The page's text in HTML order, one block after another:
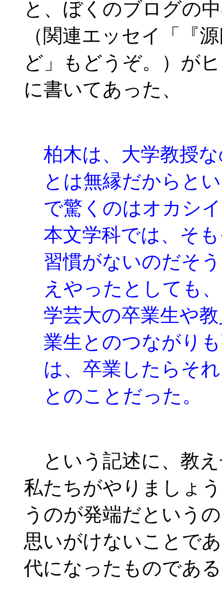
と、ぼくのブログの
（関連エッセイ「『
ど」もどうぞ。）が
に書いてあった、
柏木は、大学教授
とは無縁だからと
で驚くのはオカシ
本文学科では、そ
習慣がないのだそ
えやったとしても
学芸大の卒業生や
業生とのつながり
は、卒業したらそ
とのことだった。
という記述に、教
私たちがやりましょ
うのが発端だという
思いがけないことで
代になったものであ